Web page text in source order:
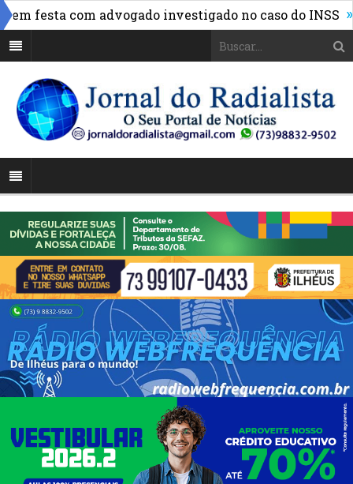
com advogado investigado no caso do INSS »